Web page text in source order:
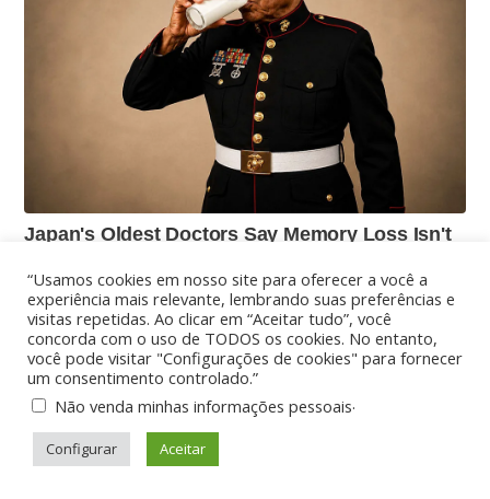
“Usamos cookies em nosso site para oferecer a você a
experiência mais relevante, lembrando suas preferências e
visitas repetidas. Ao clicar em “Aceitar tudo”, você
concorda com o uso de TODOS os cookies. No entanto,
você pode visitar "Configurações de cookies" para fornecer
um consentimento controlado.”
Não venda minhas informações pessoais.
Configurar Aceitar